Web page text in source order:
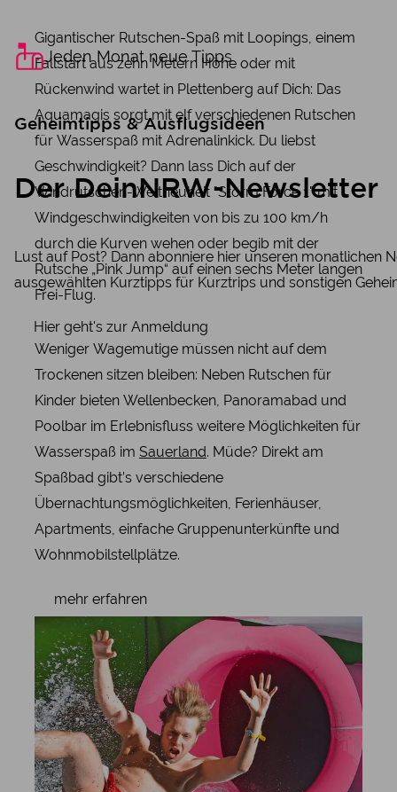
Gigantischer Rutschen-Spaß mit Loopings, einem
Fallstart aus zehn Metern Höhe oder mit
Rückenwind wartet in Plettenberg auf Dich: Das
Aquamagis sorgt mit elf verschiedenen Rutschen
für Wasserspaß mit Adrenalinkick. Du liebst
Geschwindigkeit? Dann lass Dich auf der
Windrutschen-Weltneuheit "Storm Force 1" mit
Windgeschwindigkeiten von bis zu 100 km/h
durch die Kurven wehen oder begib mit der
Rutsche „Pink Jump“ auf einen sechs Meter langen
Frei-Flug.
Weniger Wagemutige müssen nicht auf dem
Trockenen sitzen bleiben: Neben Rutschen für
Kinder bieten Wellenbecken, Panoramabad und
Poolbar im Erlebnisfluss weitere Möglichkeiten für
Wasserspaß im Sauerland. Müde? Direkt am
Spaßbad gibt’s verschiedene
Übernachtungsmöglichkeiten, Ferienhäuser,
Apartments, einfache Gruppenunterkünfte und
Wohnmobilstellplätze.
mehr erfahren
Jeden Monat neue Tipps
Geheimtipps & Ausflugsideen
Der DeinNRW-Newsletter
Lust auf Post? Dann abonniere hier unseren monatlichen
ausgewählten Kurztipps für Kurztrips und sonstigen
Hier geht's zur Anmeldung